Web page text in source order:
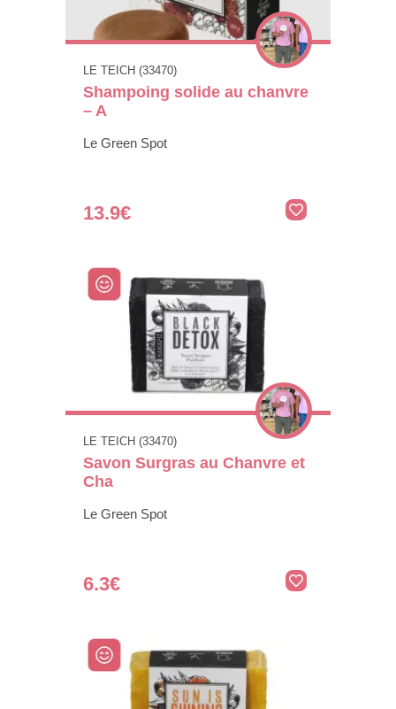
LE TEICH (33470)
Shampoing solide au chanvre
– A
Le Green Spot
13.9€
LE TEICH (33470)
Savon Surgras au Chanvre et
Cha
Le Green Spot
6.3€